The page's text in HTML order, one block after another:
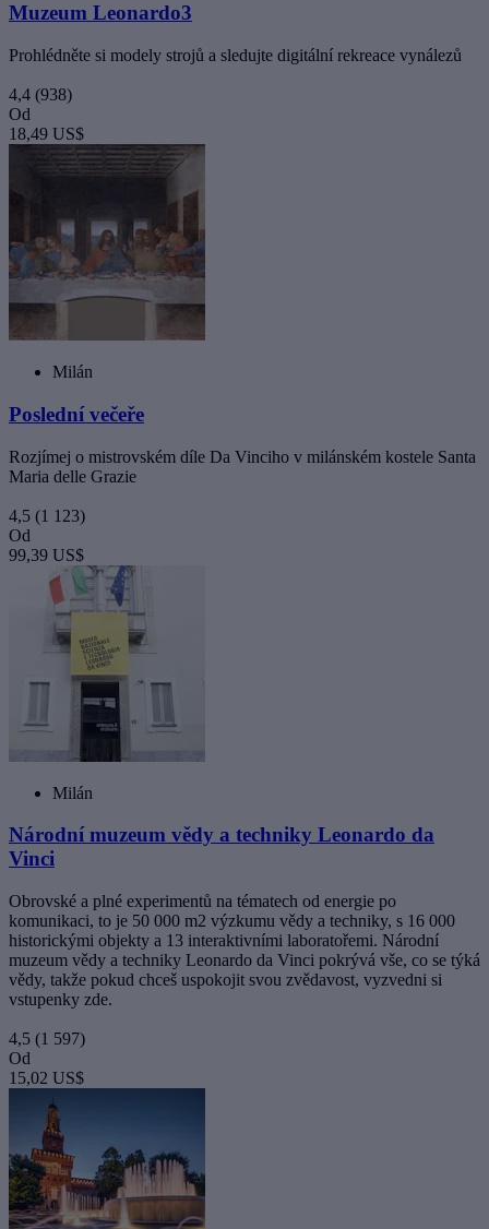
Muzeum Leonardo3
Prohlédněte si modely strojů a sledujte digitální rekreace vynálezů
4,4 (938)
Od
18,49 US$
Milán
Poslední večeře
Rozjímej o mistrovském díle Da Vinciho v milánském kostele Santa
Maria delle Grazie
4,5 (1 123)
Od
99,39 US$
Milán
Národní muzeum vědy a techniky Leonardo da
Vinci
Obrovské a plné experimentů na tématech od energie po
komunikaci, to je 50 000 m2 výzkumu vědy a techniky, s 16 000
historickými objekty a 13 interaktivními laboratořemi. Národní
muzeum vědy a techniky Leonardo da Vinci pokrývá vše, co se týká
vědy, takže pokud chceš uspokojit svou zvědavost, vyzvedni si
vstupenky zde.
4,5 (1 597)
Od
15,02 US$